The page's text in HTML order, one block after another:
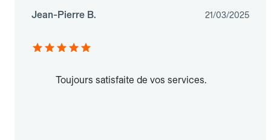
Jean-Pierre B. 21/03/2025
Toujours satisfaite de vos services.